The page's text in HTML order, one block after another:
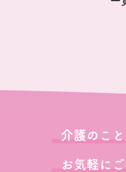
介護のこと
お気軽に